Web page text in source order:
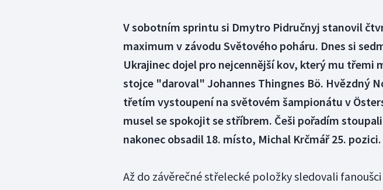
V sobotním sprintu si Dmytro Pidručnyj stanovil
maximum v závodu Světového poháru. Dnes si
Ukrajinec dojel pro nejcennější kov, který mu třemi
stojce "daroval" Johannes Thingnes Bö. Hvězdný
třetím vystoupení na světovém šampionátu v
musel se spokojit se stříbrem. Češi pořadím
nakonec obsadil 18. místo, Michal Krčmář 25. pozici.
Až do závěrečné střelecké položky sledovali